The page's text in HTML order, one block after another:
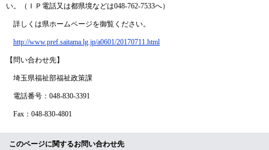
い。（ＩＰ電話又は都県境などは048-762-7533へ）
詳しくは県ホームページを御覧ください。
http://www.pref.saitama.lg.jp/a0601/20170711.html
【問い合わせ先】
埼玉県福祉部福祉政策課
電話番号：048-830-3391
Fax：048-830-4801
このページに関するお問い合わせ先